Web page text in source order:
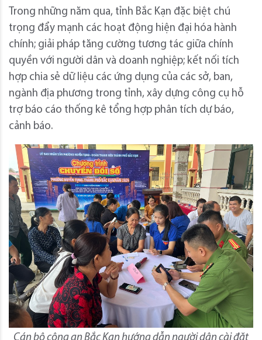
Trong những năm qua, tỉnh Bắc Kạn đặc biệt chú
trọng đẩy mạnh các hoạt động hiện đại hóa hành
chính; giải pháp tăng cường tương tác giữa chính
quyền với người dân và doanh nghiệp; kết nối tích
hợp chia sẻ dữ liệu các ứng dụng của các sở, ban,
ngành địa phương trong tỉnh, xây dựng công cụ hỗ
trợ báo cáo thống kê tổng hợp phân tích dự báo,
cảnh báo.
Cán bộ công an Bắc Kạn hướng dẫn người dân cài đặt